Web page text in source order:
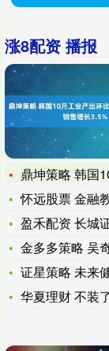
涨8配资 播报
鼎坤策略 韩国10月工业产出环比下降
怀远股票 金融教
盈禾配资 长城
金多多策略 吴奇
证星策略 未来健
华夏理财 不装了